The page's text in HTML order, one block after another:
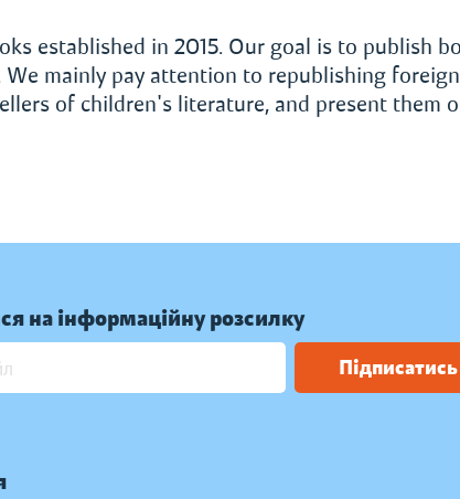
established in 2015. Our goal is to publish
mainly pay attention to republishing
of children's literature, and present them
на інформаційну розсилку
Підписатись